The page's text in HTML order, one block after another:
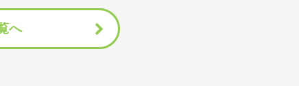
へ